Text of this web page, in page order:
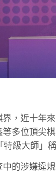
，近十年
多位頂尖
級大師」
的涉嫌違